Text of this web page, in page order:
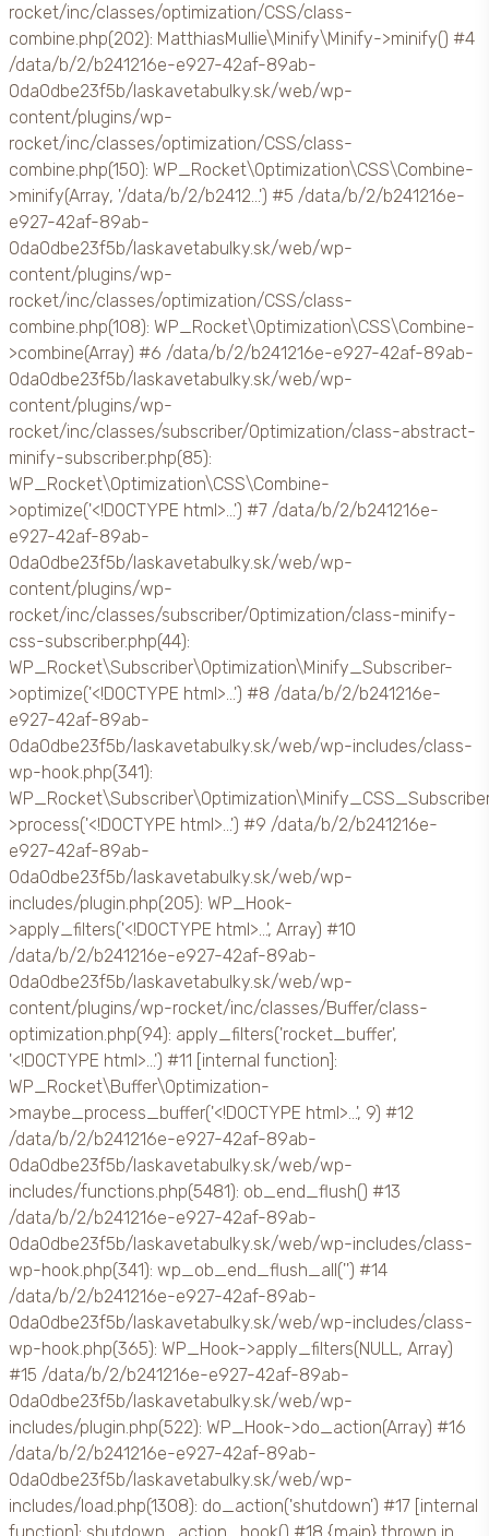
rocket/inc/classes/optimization/CSS/class-
combine.php(202): MatthiasMullie\Minify\Minify->minify() #4
/data/b/2/b241216e-e927-42af-89ab-
0da0dbe23f5b/laskavetabulky.sk/web/wp-
content/plugins/wp-
rocket/inc/classes/optimization/CSS/class-
combine.php(150): WP_Rocket\Optimization\CSS\Combine-
>minify(Array, '/data/b/2/b2412...') #5 /data/b/2/b241216e-
e927-42af-89ab-
0da0dbe23f5b/laskavetabulky.sk/web/wp-
content/plugins/wp-
rocket/inc/classes/optimization/CSS/class-
combine.php(108): WP_Rocket\Optimization\CSS\Combine-
>combine(Array) #6 /data/b/2/b241216e-e927-42af-89ab-
0da0dbe23f5b/laskavetabulky.sk/web/wp-
content/plugins/wp-
rocket/inc/classes/subscriber/Optimization/class-abstract-
minify-subscriber.php(85):
WP_Rocket\Optimization\CSS\Combine-
>optimize('<!DOCTYPE html>...') #7 /data/b/2/b241216e-
e927-42af-89ab-
0da0dbe23f5b/laskavetabulky.sk/web/wp-
content/plugins/wp-
rocket/inc/classes/subscriber/Optimization/class-minify-
css-subscriber.php(44):
WP_Rocket\Subscriber\Optimization\Minify_Subscriber-
>optimize('<!DOCTYPE html>...') #8 /data/b/2/b241216e-
e927-42af-89ab-
0da0dbe23f5b/laskavetabulky.sk/web/wp-includes/class-
wp-hook.php(341):
>process('<!DOCTYPE html>...') #9 /data/b/2/b241216e-
e927-42af-89ab-
0da0dbe23f5b/laskavetabulky.sk/web/wp-
includes/plugin.php(205): WP_Hook-
>apply_filters('<!DOCTYPE html>...', Array) #10
/data/b/2/b241216e-e927-42af-89ab-
0da0dbe23f5b/laskavetabulky.sk/web/wp-
content/plugins/wp-rocket/inc/classes/Buffer/class-
optimization.php(94): apply_filters('rocket_buffer',
'<!DOCTYPE html>...') #11 [internal function]:
WP_Rocket\Buffer\Optimization-
>maybe_process_buffer('<!DOCTYPE html>...', 9) #12
/data/b/2/b241216e-e927-42af-89ab-
0da0dbe23f5b/laskavetabulky.sk/web/wp-
includes/functions.php(5481): ob_end_flush() #13
/data/b/2/b241216e-e927-42af-89ab-
0da0dbe23f5b/laskavetabulky.sk/web/wp-includes/class-
wp-hook.php(341): wp_ob_end_flush_all('') #14
/data/b/2/b241216e-e927-42af-89ab-
0da0dbe23f5b/laskavetabulky.sk/web/wp-includes/class-
wp-hook.php(365): WP_Hook->apply_filters(NULL, Array)
#15 /data/b/2/b241216e-e927-42af-89ab-
0da0dbe23f5b/laskavetabulky.sk/web/wp-
includes/plugin.php(522): WP_Hook->do_action(Array) #16
/data/b/2/b241216e-e927-42af-89ab-
0da0dbe23f5b/laskavetabulky.sk/web/wp-
includes/load.php(1308): do_action('shutdown') #17 [internal